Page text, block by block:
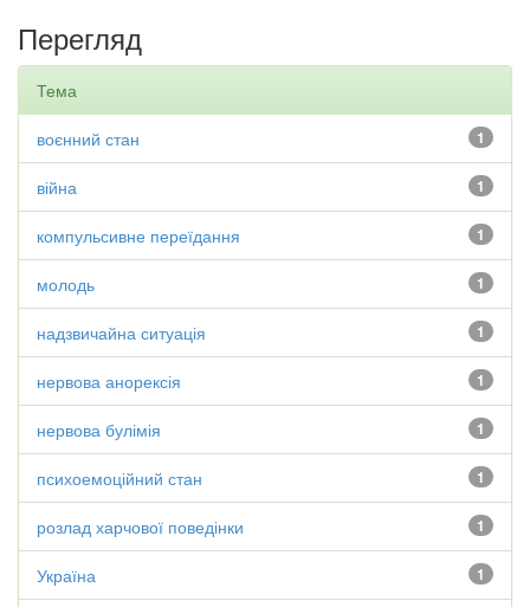
Перегляд
Тема
1
воєнний стан
1
війна
1
компульсивне переїдання
1
молодь
1
надзвичайна ситуація
1
нервова анорексія
1
нервова булімія
1
психоемоційний стан
1
розлад харчової поведінки
1
Україна